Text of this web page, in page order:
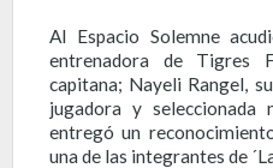
Al Espacio Solemne
entrenadora de Tigres
capitana; Nayeli Rangel,
jugadora y seleccionada
entregó un
una de las integrantes de